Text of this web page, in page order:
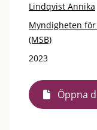
Lindqvist Annika
Myndigheten
(MSB)
2023
Öppna